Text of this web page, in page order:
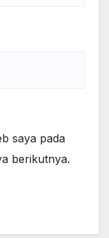
saya pada
berikutnya.